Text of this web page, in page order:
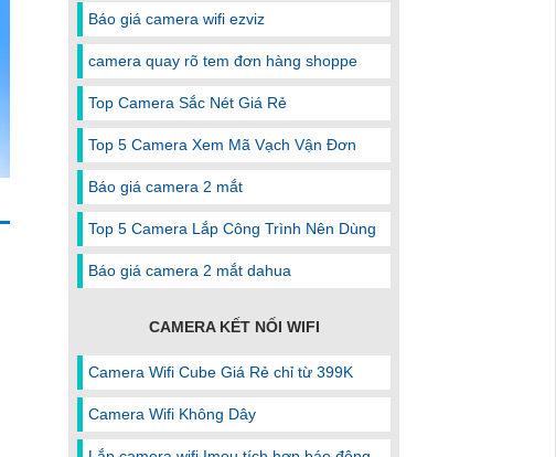
Báo giá camera wifi ezviz
camera quay rõ tem đơn hàng shoppe
Top Camera Sắc Nét Giá Rẻ
Top 5 Camera Xem Mã Vạch Vận Đơn
Báo giá camera 2 mắt
Top 5 Camera Lắp Công Trình Nên Dùng
Báo giá camera 2 mắt dahua
CAMERA KẾT NỐI WIFI
Camera Wifi Cube Giá Rẻ chỉ từ 399K
Camera Wifi Không Dây